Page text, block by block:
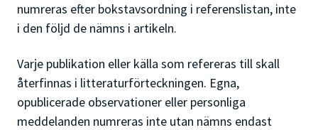
numreras efter bokstavsordning i referenslistan, inte
i den följd de nämns i artikeln.
Varje publikation eller källa som refereras till skall
återfinnas i litteraturförteckningen. Egna,
opublicerade observationer eller personliga
meddelanden numreras inte utan nämns endast